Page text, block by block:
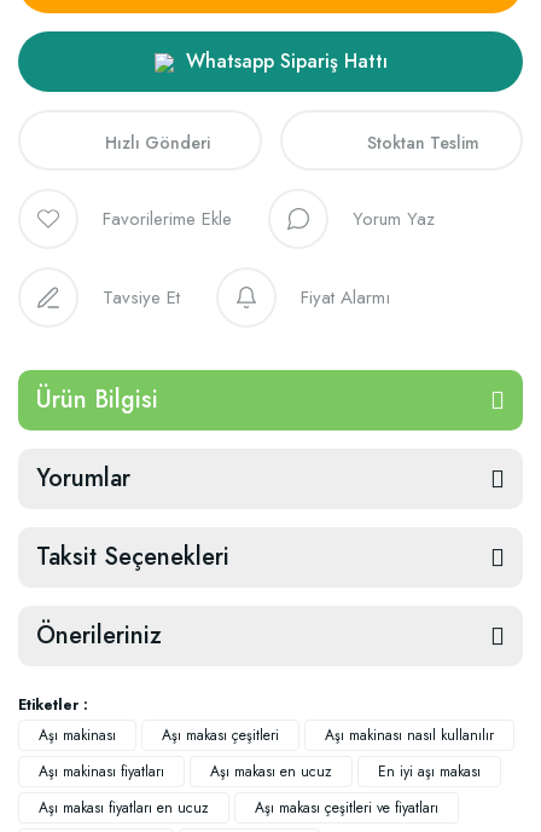
Whatsapp Sipariş Hattı
Hızlı Gönderi Stoktan Teslim
Yorum Yaz
Tavsiye Et Fiyat Alarmı
Ürün Bilgisi
Yorumlar
Taksit Seçenekleri
Önerileriniz
Etiketler :
Aşı makinası
Aşı makası çeşitleri
Aşı makinası nasıl kullanılır
Aşı makinası fiyatları
Aşı makası en ucuz
En iyi aşı makası
Aşı makası fiyatları en ucuz
Aşı makası çeşitleri ve fiyatları